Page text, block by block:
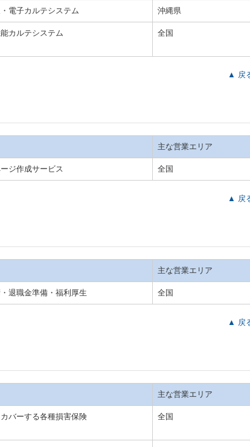
電子カルテシステム 沖縄県
カルテシステム 全国
▲ 戻
主な営業エリア
ジ作成サービス 全国
▲ 戻
主な営業エリア
退職金準備・福利厚生 全国
▲ 戻
主な営業エリア
バーする各種損害保険 全国